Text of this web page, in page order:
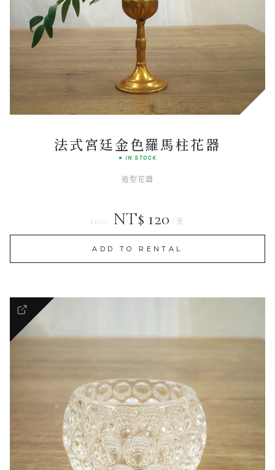
法式宮廷金色羅馬柱花器
● IN STOCK
造型花器
FROM NT$ 120 / 天
ADD TO RENTAL